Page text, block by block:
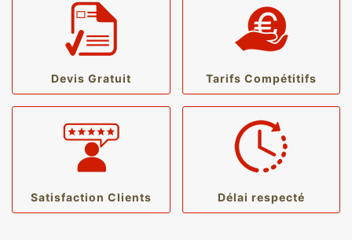
Devis Gratuit Tarifs Compétitifs
Satisfaction Clients Délai respecté